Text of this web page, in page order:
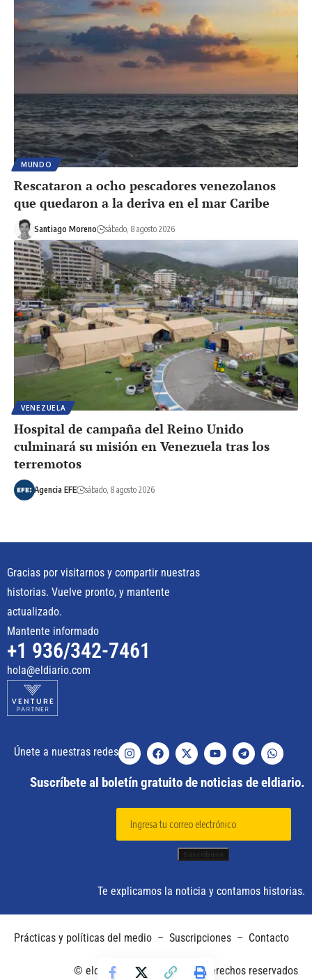
MUNDO
Rescataron a ocho pescadores venezolanos
que quedaron a la deriva en el mar Caribe
Santiago Moreno sábado, 8 agosto 2026
VENEZUELA
Hospital de campaña del Reino Unido
culminará su misión en Venezuela tras los
terremotos
Agencia EFE sábado, 8 agosto 2026
Gracias por visitarnos y compartir nuestras
historias. Vuelve pronto, y mantente
actualizado.
Mantente informado
+1 936/342-7461
hola@eldiario.com
Únete a nuestras redes
Suscríbete al boletín gratuito de noticias de eldiario.
Te explicamos la noticia y contamos historias.
Prácticas y políticas del medio – Suscripciones – Contacto
© eldiario. 2025 – Todos los derechos reservados